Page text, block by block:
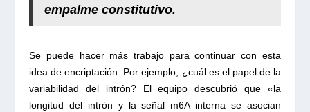
empalme constitutivo.
Se puede hacer más trabajo para continuar con esta
idea de encriptación. Por ejemplo, ¿cuál es el papel de la
variabilidad del intrón? El equipo descubrió que «la
longitud del intrón y la señal m6A interna se asocian